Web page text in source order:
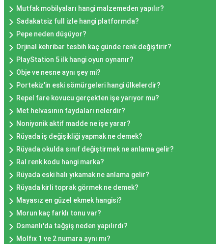
Mutfak mobilyaları hangi malzemeden yapılır?
Sadakatsiz full izle hangi platformda?
Pepe neden düşüyor?
Orjinal kehribar tesbih kaç günde renk değiştirir?
PlayStation 5 ilk hangi oyun oynanır?
Obje ve nesne aynı şey mi?
Portekiz'in eski sömürgeleri hangi ülkelerdir?
Repel fare kovucu gerçekten işe yarıyor mu?
Met helvasının faydaları nelerdir?
Noniyonik aktif madde ne işe yarar?
Rüyada iş değişikliği yapmak ne demek?
Rüyada okulda sınıf değiştirmek ne anlama gelir?
Ral renk kodu hangi marka?
Rüyada eski halı yıkamak ne anlama gelir?
Rüyada kirli toprak görmek ne demek?
Mayasız en güzel ekmek hangisi?
Morun kaç farklı tonu var?
Osmanlı'da tağşiş neden yapılırdı?
Molfıx 1 ve 2 numara aynı mı?